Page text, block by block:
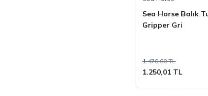
Sea Horse Balık
Gripper Gri
1.470,60 TL
1.250,01 TL